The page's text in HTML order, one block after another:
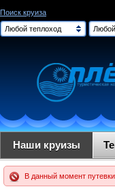
Поиск круиза
Любой теплоход
Любой
Наши круизы
В данный момент